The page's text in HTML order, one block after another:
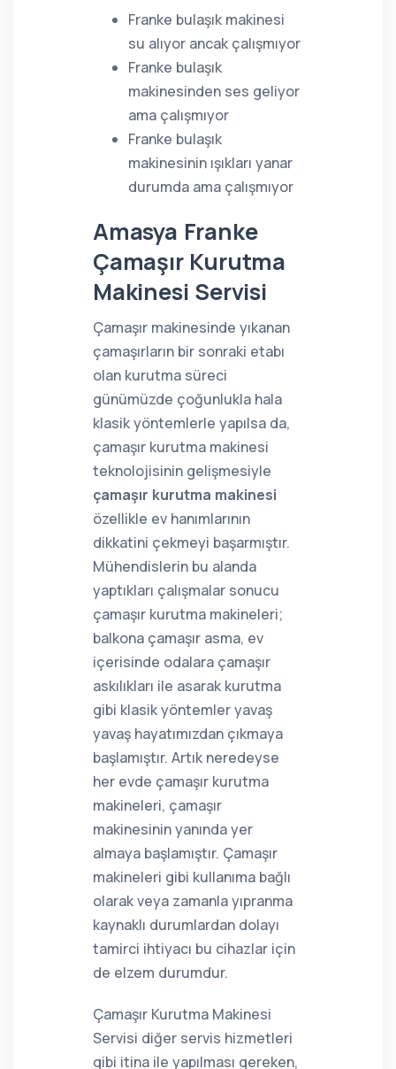
Franke bulaşık makinesi
su alıyor ancak çalışmıyor
Franke bulaşık
makinesinden ses geliyor
ama çalışmıyor
Franke bulaşık
makinesinin ışıkları yanar
durumda ama çalışmıyor
Amasya Franke
Çamaşır Kurutma
Makinesi Servisi
Çamaşır makinesinde yıkanan
çamaşırların bir sonraki etabı
olan kurutma süreci
günümüzde çoğunlukla hala
klasik yöntemlerle yapılsa da,
çamaşır kurutma makinesi
teknolojisinin gelişmesiyle
çamaşır kurutma makinesi
özellikle ev hanımlarının
dikkatini çekmeyi başarmıştır.
Mühendislerin bu alanda
yaptıkları çalışmalar sonucu
çamaşır kurutma makineleri;
balkona çamaşır asma, ev
içerisinde odalara çamaşır
askılıkları ile asarak kurutma
gibi klasik yöntemler yavaş
yavaş hayatımızdan çıkmaya
başlamıştır. Artık neredeyse
her evde çamaşır kurutma
makineleri, çamaşır
makinesinin yanında yer
almaya başlamıştır. Çamaşır
makineleri gibi kullanıma bağlı
olarak veya zamanla yıpranma
kaynaklı durumlardan dolayı
tamirci ihtiyacı bu cihazlar için
de elzem durumdur.
Çamaşır Kurutma Makinesi
Servisi diğer servis hizmetleri
gibi itina ile yapılması gereken,